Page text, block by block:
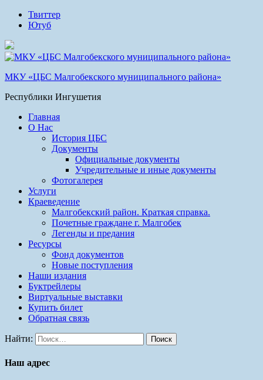
Твиттер
Ютуб
МКУ «ЦБС Малгобекского муниципального района»
Республики Ингушетия
Главная
О Нас
История ЦБС
Документы
Официальные документы
Учредительные и иные документы
Фотогалерея
Услуги
Краеведение
Малгобекский район. Краткая справка.
Почетные граждане г. Малгобек
Легенды и предания
Ресурсы
Фонд документов
Новые поступления
Наши издания
Буктрейлеры
Виртуальные выставки
Купить билет
Обратная связь
Найти:
Наш адрес